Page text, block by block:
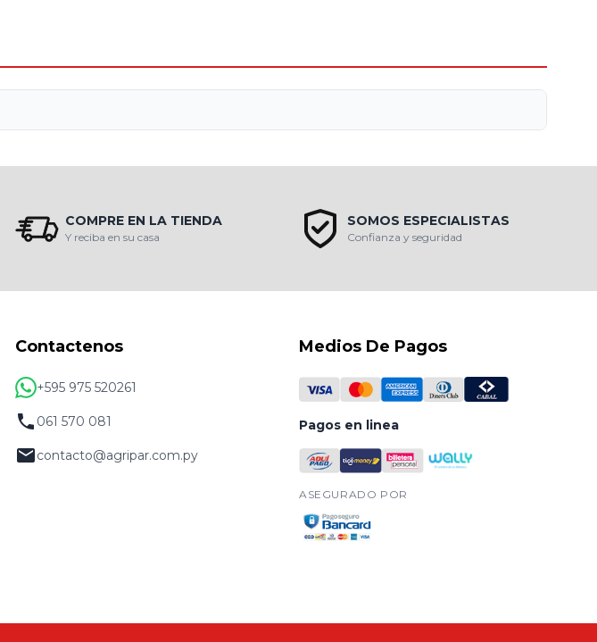
COMPRE EN LA TIENDA
Y reciba en su casa
SOMOS ESPECIALISTAS
Confianza y seguridad
Contactenos
+595 975 520261
061 570 081
contacto@agripar.com.py
Medios De Pagos
Pagos en linea
ASEGURADO POR